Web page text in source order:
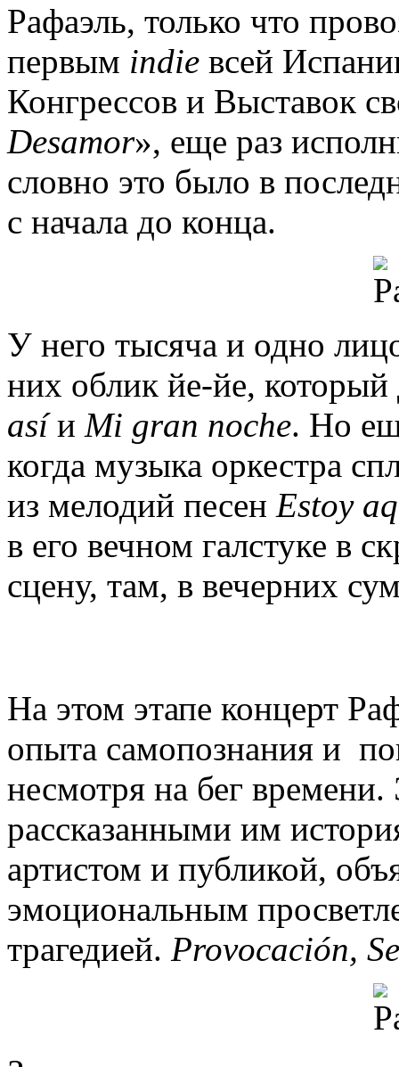
Рафаэль, только что
первым indie всей
Конгрессов и Выставок
Desamor», еще раз
словно это было в
с начала до конца.
У него тысяча и одно
них облик йе-йе,
asíи Mi gran noche. Но
когда музыка оркестра
из мелодий песен Estoy
в его вечном галстуке в
сцену, там, в вечерних
На этом этапе концерт
опыта самопознания и
несмотря на бег
рассказанными им
артистом и публикой,
эмоциональным
трагедией. Provocación,